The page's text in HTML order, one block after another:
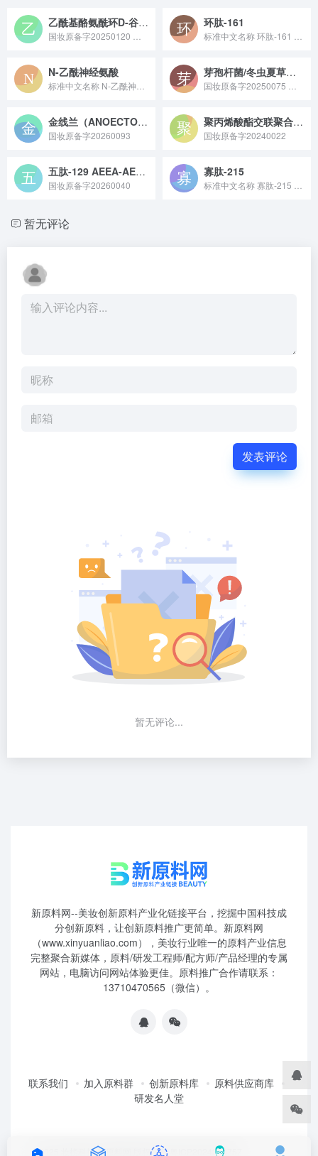
乙酰基酪氨酰环D-谷氨酰三肽-110酰胺 环肽-161
N-乙酰神经氨酸 芽孢杆菌/冬虫夏草菌发酵产物滤液
金线兰（ANOECTOCHILUS ROXBURGHII）提取物
国妆原备字20260093
聚丙烯酸酯交联聚合物-11
国妆原备字20240022
五肽-129 AEEA-AEEA 四肽-10
国妆原备字20260040
寡肽-215
暂无评论
发表评论
暂无评论...
新原料网--美妆创新原料产业化链接平台，挖掘中国科技成
分创新原料，让创新原料推广更简单。新原料网
（www.xinyuanliao.com），美妆行业唯一的原料产业信息
完整聚合新媒体，原料/研发工程师/配方师/产品经理的专属
网站，电脑访问网站体验更佳。原料推广合作请联系：
13710470565（微信）。
联系我们 加入原料群 创新原料库
原料供应商库
研发名人堂
©2025 妆榜科技·新原料网 版权所有 粤ICP2024350757